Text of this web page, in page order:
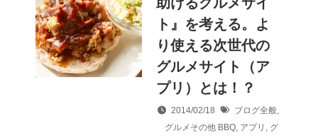
ト』を考える。よ
り使える次世代の
グルメサイト（ア
プリ）とは！？
2014/02/18 ブログ全般,
グルメその他 BBQ, アプリ , グ